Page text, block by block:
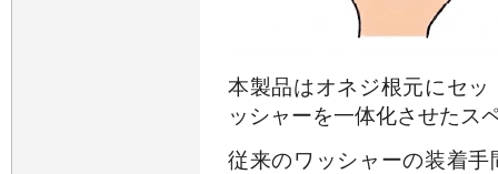
本製品はオネジ根元にセ
ッシャーを一体化させたス
従来のワッシャーの装着